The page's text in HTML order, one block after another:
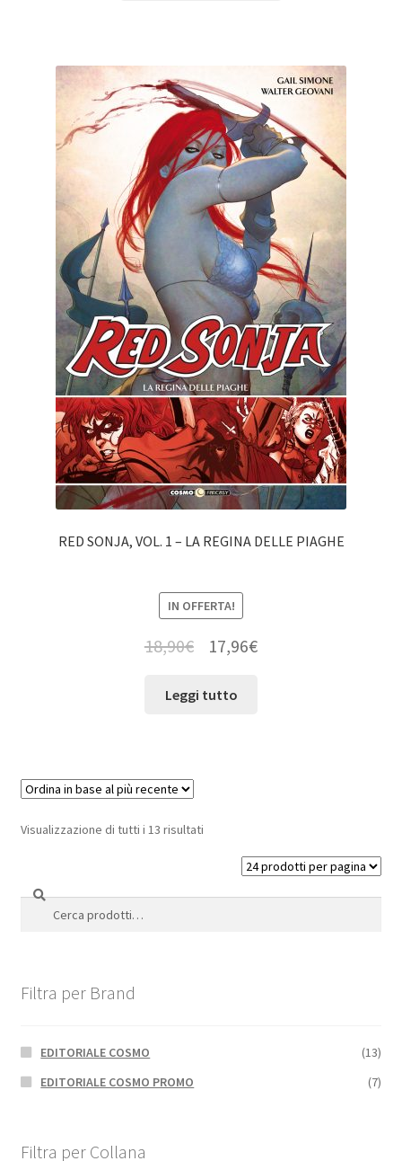
RED SONJA, VOL. 1 – LA REGINA DELLE PIAGHE
IN OFFERTA!
18,90€ 17,96€
Leggi tutto
Visualizzazione di tutti i 13 risultati
Cerca:
Cerca
Filtra per Brand
EDITORIALE COSMO
(13)
EDITORIALE COSMO PROMO
(7)
Filtra per Collana